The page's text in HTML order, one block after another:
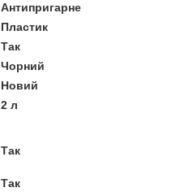
Антипригарне
Пластик
Так
Чорний
Новий
2 л
Так
Так